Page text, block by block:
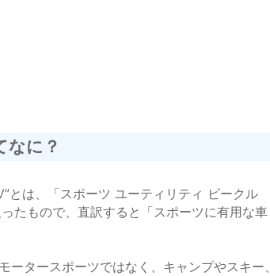
なに？
とは、「スポーツ ユーティリティ ビークル
もので、直訳すると「スポーツに有用な車
タースポーツではなく、キャンプやスキー、